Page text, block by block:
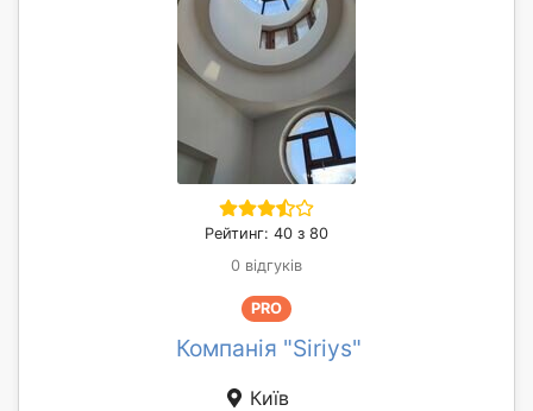
Рейтинг: 40 з 80
0 відгуків
PRO
Компанія "Siriys"
Київ